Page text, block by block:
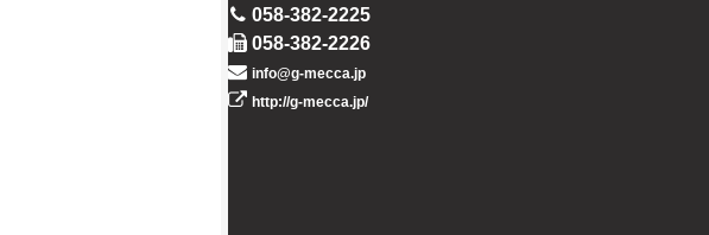
058-382-2225
058-382-2226
info@g-mecca.jp
http://g-mecca.jp/